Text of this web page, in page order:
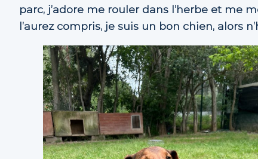
parc, j’adore me rouler dans l’herbe et me
l’aurez compris, je suis un bon chien, alors